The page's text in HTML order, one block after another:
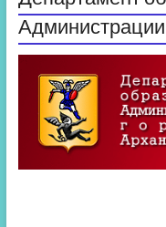
Администрации